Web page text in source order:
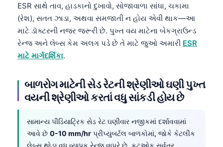
ESR સાથે તાવ, હાડકાનો દુખાવો, સોજાવાળા સાંધા, ચકામા
(રેશ), સતત ઝાડા, અથવા સમજાતી ન હોય એવી થાક—આ
માટે ડૉક્ટરની નજર જરૂરી છે. પુખ્ત વય માટેના બેકગ્રાઉન્ડ
રેન્જ અને લેબ્સ કેમ અલગ પડે છે તે માટે જુઓ અમારી ESR
માટે માર્ગદર્શિકા.
બાળરોગ માટેની સેડ રેટની શ્રેણીઓ ઘણી પુખ્ત
વયની શ્રેણીઓ કરતાં વધુ સાંકડી હોય છે
સામાન્ય પીડિયાટ્રિક સેડ રેટ ઘણીવાર નજીકમાં દર્શાવવામાં
આવે છે 0-10 mm/hr પ્રીપ્યુબર્ટલ બાળકોમાં, જોકે કેટલીક
લેબ્સ થોડા વધુ વ્યાપક રેન્જ વાપરે છે. કટઓફ સર્વત્ર